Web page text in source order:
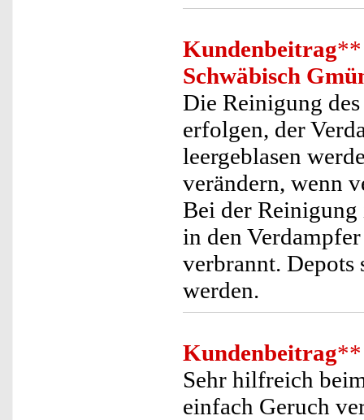
Kundenbeitrag**
Schwäbisch
Die Reinigung
erfolgen, der
leergeblasen
verändern, wenn
Bei der Reinigung
in den
verbrannt. Depots
werden.
Kundenbeitrag**
Sehr hilfreich
einfach Geruch